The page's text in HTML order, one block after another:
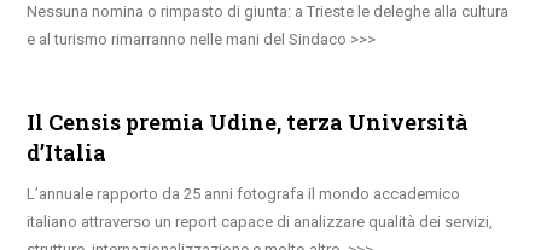
Nessuna nomina o rimpasto di giunta: a Trieste le deleghe alla cultura
e al turismo rimarranno nelle mani del Sindaco
Il Censis premia Udine, terza Università
d’Italia
L’annuale rapporto da 25 anni fotografa il mondo accademico
italiano attraverso un report capace di analizzare qualità dei servizi,